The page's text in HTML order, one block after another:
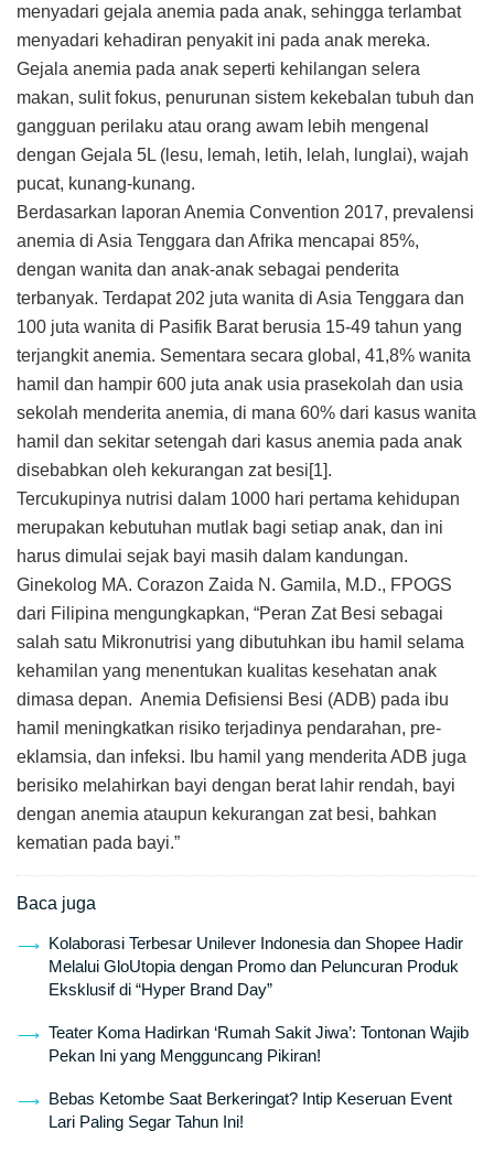
menyadari gejala anemia pada anak, sehingga terlambat
menyadari kehadiran penyakit ini pada anak mereka.
Gejala anemia pada anak seperti kehilangan selera
makan, sulit fokus, penurunan sistem kekebalan tubuh dan
gangguan perilaku atau orang awam lebih mengenal
dengan Gejala 5L (lesu, lemah, letih, lelah, lunglai), wajah
pucat, kunang-kunang.
Berdasarkan laporan Anemia Convention 2017, prevalensi
anemia di Asia Tenggara dan Afrika mencapai 85%,
dengan wanita dan anak-anak sebagai penderita
terbanyak. Terdapat 202 juta wanita di Asia Tenggara dan
100 juta wanita di Pasifik Barat berusia 15-49 tahun yang
terjangkit anemia. Sementara secara global, 41,8% wanita
hamil dan hampir 600 juta anak usia prasekolah dan usia
sekolah menderita anemia, di mana 60% dari kasus wanita
hamil dan sekitar setengah dari kasus anemia pada anak
disebabkan oleh kekurangan zat besi[1].
Tercukupinya nutrisi dalam 1000 hari pertama kehidupan
merupakan kebutuhan mutlak bagi setiap anak, dan ini
harus dimulai sejak bayi masih dalam kandungan.
Ginekolog MA. Corazon Zaida N. Gamila, M.D., FPOGS
dari Filipina mengungkapkan, “Peran Zat Besi sebagai
salah satu Mikronutrisi yang dibutuhkan ibu hamil selama
kehamilan yang menentukan kualitas kesehatan anak
dimasa depan. Anemia Defisiensi Besi (ADB) pada ibu
hamil meningkatkan risiko terjadinya pendarahan, pre-
eklamsia, dan infeksi. Ibu hamil yang menderita ADB juga
berisiko melahirkan bayi dengan berat lahir rendah, bayi
dengan anemia ataupun kekurangan zat besi, bahkan
kematian pada bayi.”
Baca juga
Kolaborasi Terbesar Unilever Indonesia dan Shopee Hadir
Melalui GloUtopia dengan Promo dan Peluncuran Produk
Eksklusif di “Hyper Brand Day”
Teater Koma Hadirkan ‘Rumah Sakit Jiwa’: Tontonan Wajib
Pekan Ini yang Mengguncang Pikiran!
Bebas Ketombe Saat Berkeringat? Intip Keseruan Event
Lari Paling Segar Tahun Ini!